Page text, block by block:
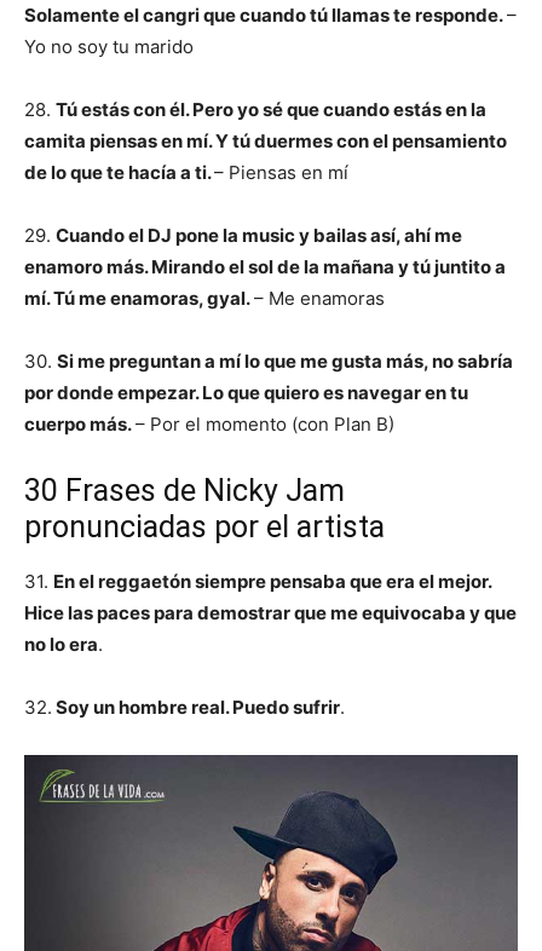
Solamente el cangri que cuando tú llamas te responde.–
Yo no soy tu marido
28. Tú estás con él. Pero yo sé que cuando estás en la
camita piensas en mí. Y tú duermes con el pensamiento
de lo que te hacía a ti.– Piensas en mí
29. Cuando el DJ pone la music y bailas así, ahí me
enamoro más. Mirando el sol de la mañana y tú juntito a
mí. Tú me enamoras, gyal.– Me enamoras
30. Si me preguntan a mí lo que me gusta más, no sabría
por donde empezar. Lo que quiero es navegar en tu
cuerpo más.– Por el momento (con Plan B)
30 Frases de Nicky Jam
pronunciadas por el artista
31. En el reggaetón siempre pensaba que era el mejor.
Hice las paces para demostrar que me equivocaba y que
no lo era.
32. Soy un hombre real. Puedo sufrir.